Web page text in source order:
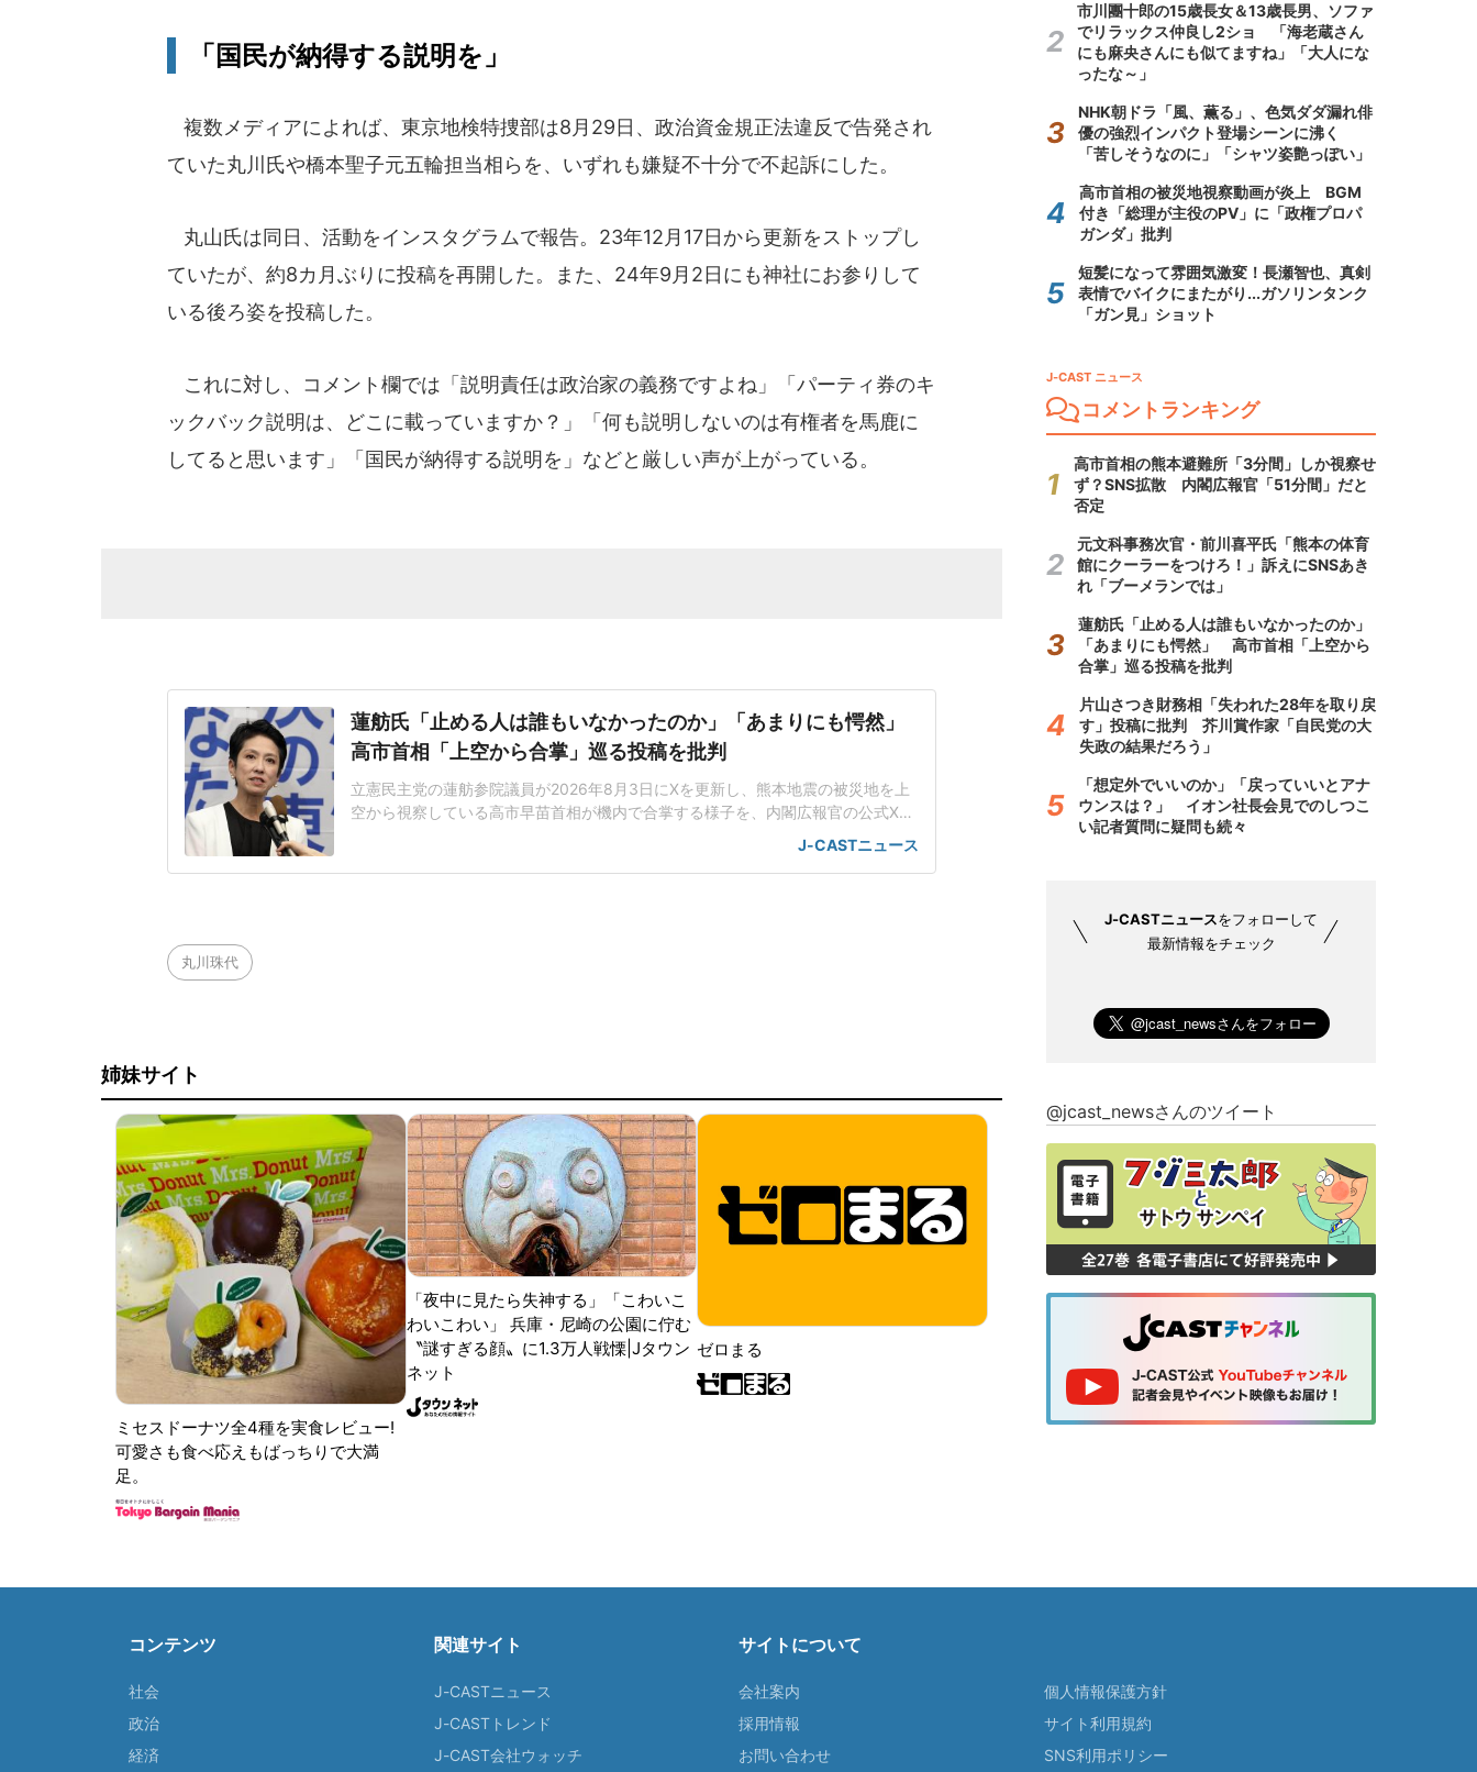
「国民が納得する説明を」
複数メディアによれば、東京地検特捜部は8月29日、政治資金規正法違反で告発され
ていた丸川氏や橋本聖子元五輪担当相らを、いずれも嫌疑不十分で不起訴にした。
丸山氏は同日、活動をインスタグラムで報告。23年12月17日から更新をストップし
ていたが、約8カ月ぶりに投稿を再開した。また、24年9月2日にも神社にお参りして
いる後ろ姿を投稿した。
これに対し、コメント欄では「説明責任は政治家の義務ですよね」「パーティ券のキ
ックバック説明は、どこに載っていますか？」「何も説明しないのは有権者を馬鹿に
してると思います」「国民が納得する説明を」などと厳しい声が上がっている。
蓮舫氏「止める人は誰もいなかったのか」「あまりにも愕然」
高市首相「上空から合掌」巡る投稿を批判
立憲民主党の蓮舫参院議員が2026年8月3日にXを更新し、熊本地震の被災地を上
空から視察している高市早苗首相が機内で合掌する様子を、内閣広報官の公式Xア
カウントが投稿したことに対し、「あまりにも愕然としています」などと批判し
た。「どんな寄り添った支援を行おうとしているのか」高市氏は3日、最大震度7
J-CASTニュース
丸川珠代
姉妹サイト
ミセスドーナツ全4種を実食レビュー!
可愛さも食べ応えもばっちりで大満
足。
「夜中に見たら失神する」「こわいこ
わいこわい」 兵庫・尼崎の公園に佇む
〝謎すぎる顔〟に1.3万人戦慄|Jタウン
ネット
ゼロまる
市川團十郎の15歳長女＆13歳長男、ソファ
でリラックス仲良し2ショ 「海老蔵さん
にも麻央さんにも似てますね」「大人にな
ったな～」
NHK朝ドラ「風、薫る」、色気ダダ漏れ俳
優の強烈インパクト登場シーンに沸く
「苦しそうなのに」「シャツ姿艶っぽい」
高市首相の被災地視察動画が炎上 BGM
付き「総理が主役のPV」に「政権プロパ
ガンダ」批判
短髪になって雰囲気激変！長瀬智也、真剣
表情でバイクにまたがり...ガソリンタンク
「ガン見」ショット
J-CAST ニュース
コメントランキング
高市首相の熊本避難所「3分間」しか視察せ
ず？SNS拡散 内閣広報官「51分間」だと
否定
元文科事務次官・前川喜平氏「熊本の体育
館にクーラーをつけろ！」訴えにSNSあき
れ「ブーメランでは」
蓮舫氏「止める人は誰もいなかったのか」
「あまりにも愕然」 高市首相「上空から
合掌」巡る投稿を批判
片山さつき財務相「失われた28年を取り戻
す」投稿に批判 芥川賞作家「自民党の大
失政の結果だろう」
「想定外でいいのか」「戻っていいとアナ
ウンスは？」 イオン社長会見でのしつこ
い記者質問に疑問も続々
J-CASTニュースをフォローして
最新情報をチェック
@jcast_newsさんのツイート
コンテンツ
社会
政治
経済
関連サイト
J-CASTニュース
J-CASTトレンド
J-CAST会社ウォッチ
サイトについて
会社案内
採用情報
お問い合わせ
個人情報保護方針
サイト利用規約
SNS利用ポリシー